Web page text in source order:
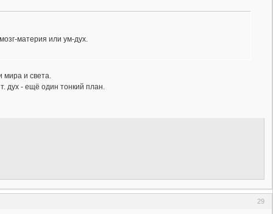
материя или ум-дух.
мира и света.
дух - ещё один тонкий план.
29